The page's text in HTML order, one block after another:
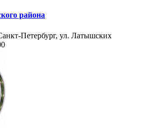
района
Петербург, ул. Латышских